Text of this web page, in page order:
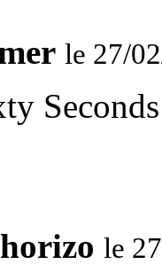
le 27/
le